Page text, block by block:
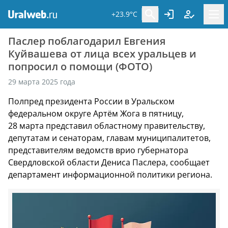
+23.9°C
Паслер поблагодарил Евгения
Куйвашева от лица всех уральцев и
попросил о помощи (ФОТО)
29 марта 2025 года
Полпред президента России в Уральском
федеральном округе Артём Жога в пятницу,
28 марта представил областному правительству,
депутатам и сенаторам, главам муниципалитетов,
представителям ведомств врио губернатора
Свердловской области Дениса Паслера, сообщает
департамент информационной политики региона.